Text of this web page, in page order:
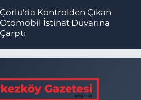
Çorlu'da Kontrolden Çıkan
Otomobil İstinat Duvarına
Çarptı